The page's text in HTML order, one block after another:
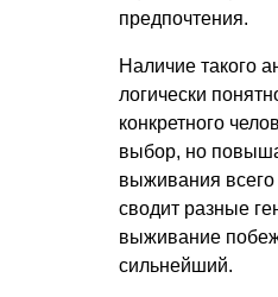
предпочтения.
Наличие такого
логически
конкретного
выбор, но
выживания всего
сводит разные
выживание
сильнейший.